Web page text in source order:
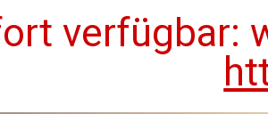
verfügbar: